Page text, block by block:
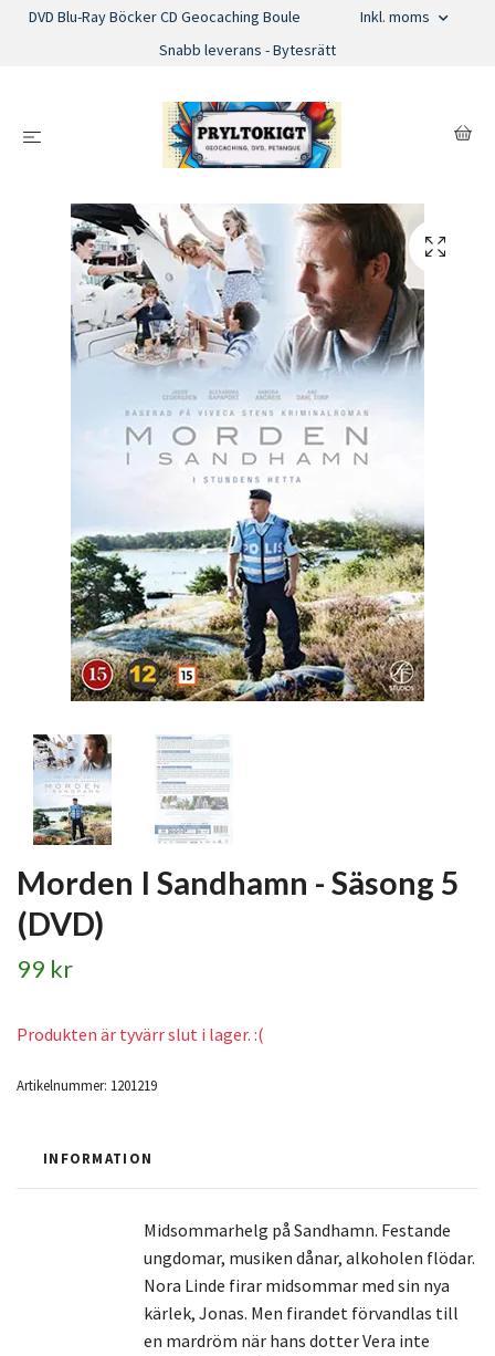
DVD Blu-Ray Böcker CD Geocaching Boule
Inkl. moms
Snabb leverans - Bytesrätt
Morden I Sandhamn - Säsong 5
(DVD)
99 kr
Produkten är tyvärr slut i lager. :(
Artikelnummer: 1201219
INFORMATION
Midsommarhelg på Sandhamn. Festande
ungdomar, musiken dånar, alkoholen flödar.
Nora Linde firar midsommar med sin nya
kärlek, Jonas. Men firandet förvandlas till
en mardröm när hans dotter Vera inte